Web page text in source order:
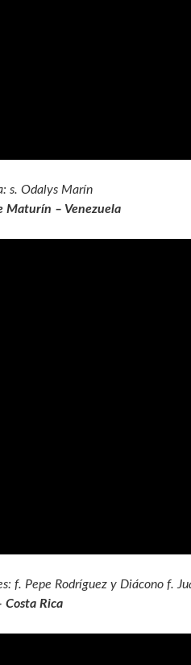
s. Odalys Marín
Maturín – Venezuela
f. Pepe Rodríguez y Diácono f.
Costa Rica